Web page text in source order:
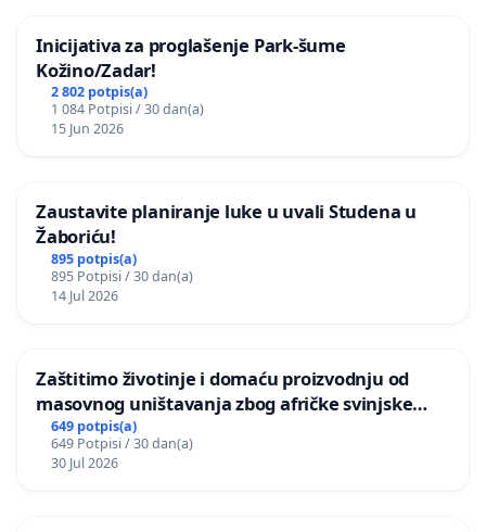
Inicijativa za proglašenje Park-šume
Kožino/Zadar!
2 802 potpis(a)
1 084 Potpisi / 30 dan(a)
15 Jun 2026
Zaustavite planiranje luke u uvali Studena u
Žaboriću!
895 potpis(a)
895 Potpisi / 30 dan(a)
14 Jul 2026
Zaštitimo životinje i domaću proizvodnju od
masovnog uništavanja zbog afričke svinjske
kuge
649 potpis(a)
649 Potpisi / 30 dan(a)
30 Jul 2026